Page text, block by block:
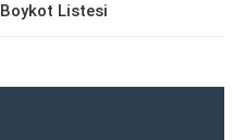
Boykot Listesi